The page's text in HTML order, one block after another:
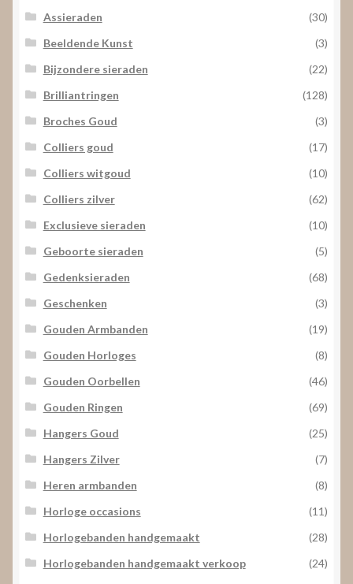
Assieraden
(30)
Beeldende Kunst
(3)
Bijzondere sieraden
(22)
Brilliantringen
(128)
Broches Goud
(3)
Colliers goud
(17)
Colliers witgoud
(10)
Colliers zilver
(62)
Exclusieve sieraden
(10)
Geboorte sieraden
(5)
Gedenksieraden
(68)
Geschenken
(3)
Gouden Armbanden
(19)
Gouden Horloges
(8)
Gouden Oorbellen
(46)
Gouden Ringen
(69)
Hangers Goud
(25)
Hangers Zilver
(7)
Heren armbanden
(8)
Horloge occasions
(11)
Horlogebanden handgemaakt
(28)
Horlogebanden handgemaakt verkoop
(24)